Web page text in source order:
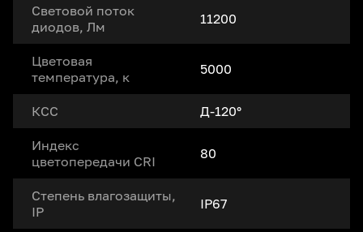
Световой поток
диодов, Лм
11200
Цветовая
температура, к
5000
КСС Д-120°
Индекс
цветопередачи CRI
80
Степень влагозащиты,
IP
IP67